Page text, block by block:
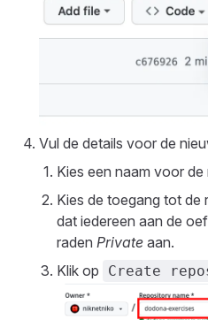
Vul de details voor de
Kies een naam voor de
Kies de toegang tot de
dat iedereen aan de
raden Private aan.
Klik op
Create